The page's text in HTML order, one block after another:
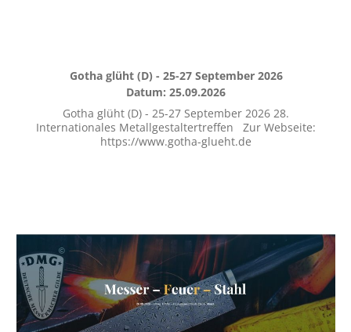
Gotha glüht (D) - 25-27 September 2026
Datum: 25.09.2026
Gotha glüht (D) - 25-27 September 2026 28.
Internationales Metallgestaltertreffen Zur Webseite:
https://www.gotha-glueht.de